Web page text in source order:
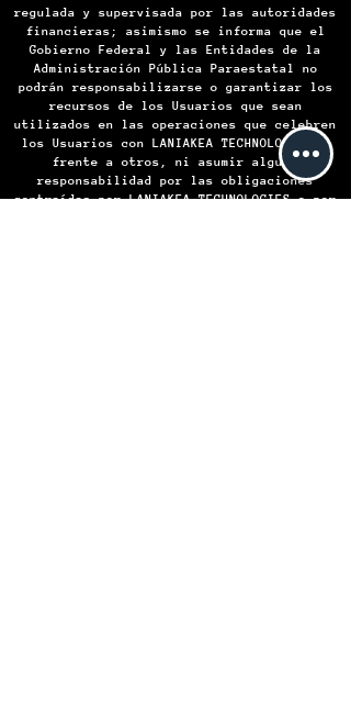
regulada y supervisada por las autoridades
financieras; asimismo se informa que el
Gobierno Federal y las Entidades de la
Administración Pública Paraestatal no
podrán responsabilizarse o garantizar los
recursos de los Usuarios que sean
utilizados en las operaciones que celebren
los Usuarios con LANIAKEA TECHNOLOGIES o
frente a otros, ni asumir alguna
responsabilidad por las obligaciones
contraídas por LANIAKEA TECHNOLOGIES o por